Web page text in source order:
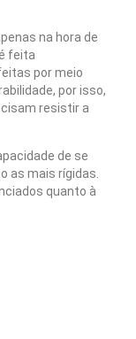
na hora de
feita
por meio
por isso,
resistir a
de se
as mais rígidas.
quanto à